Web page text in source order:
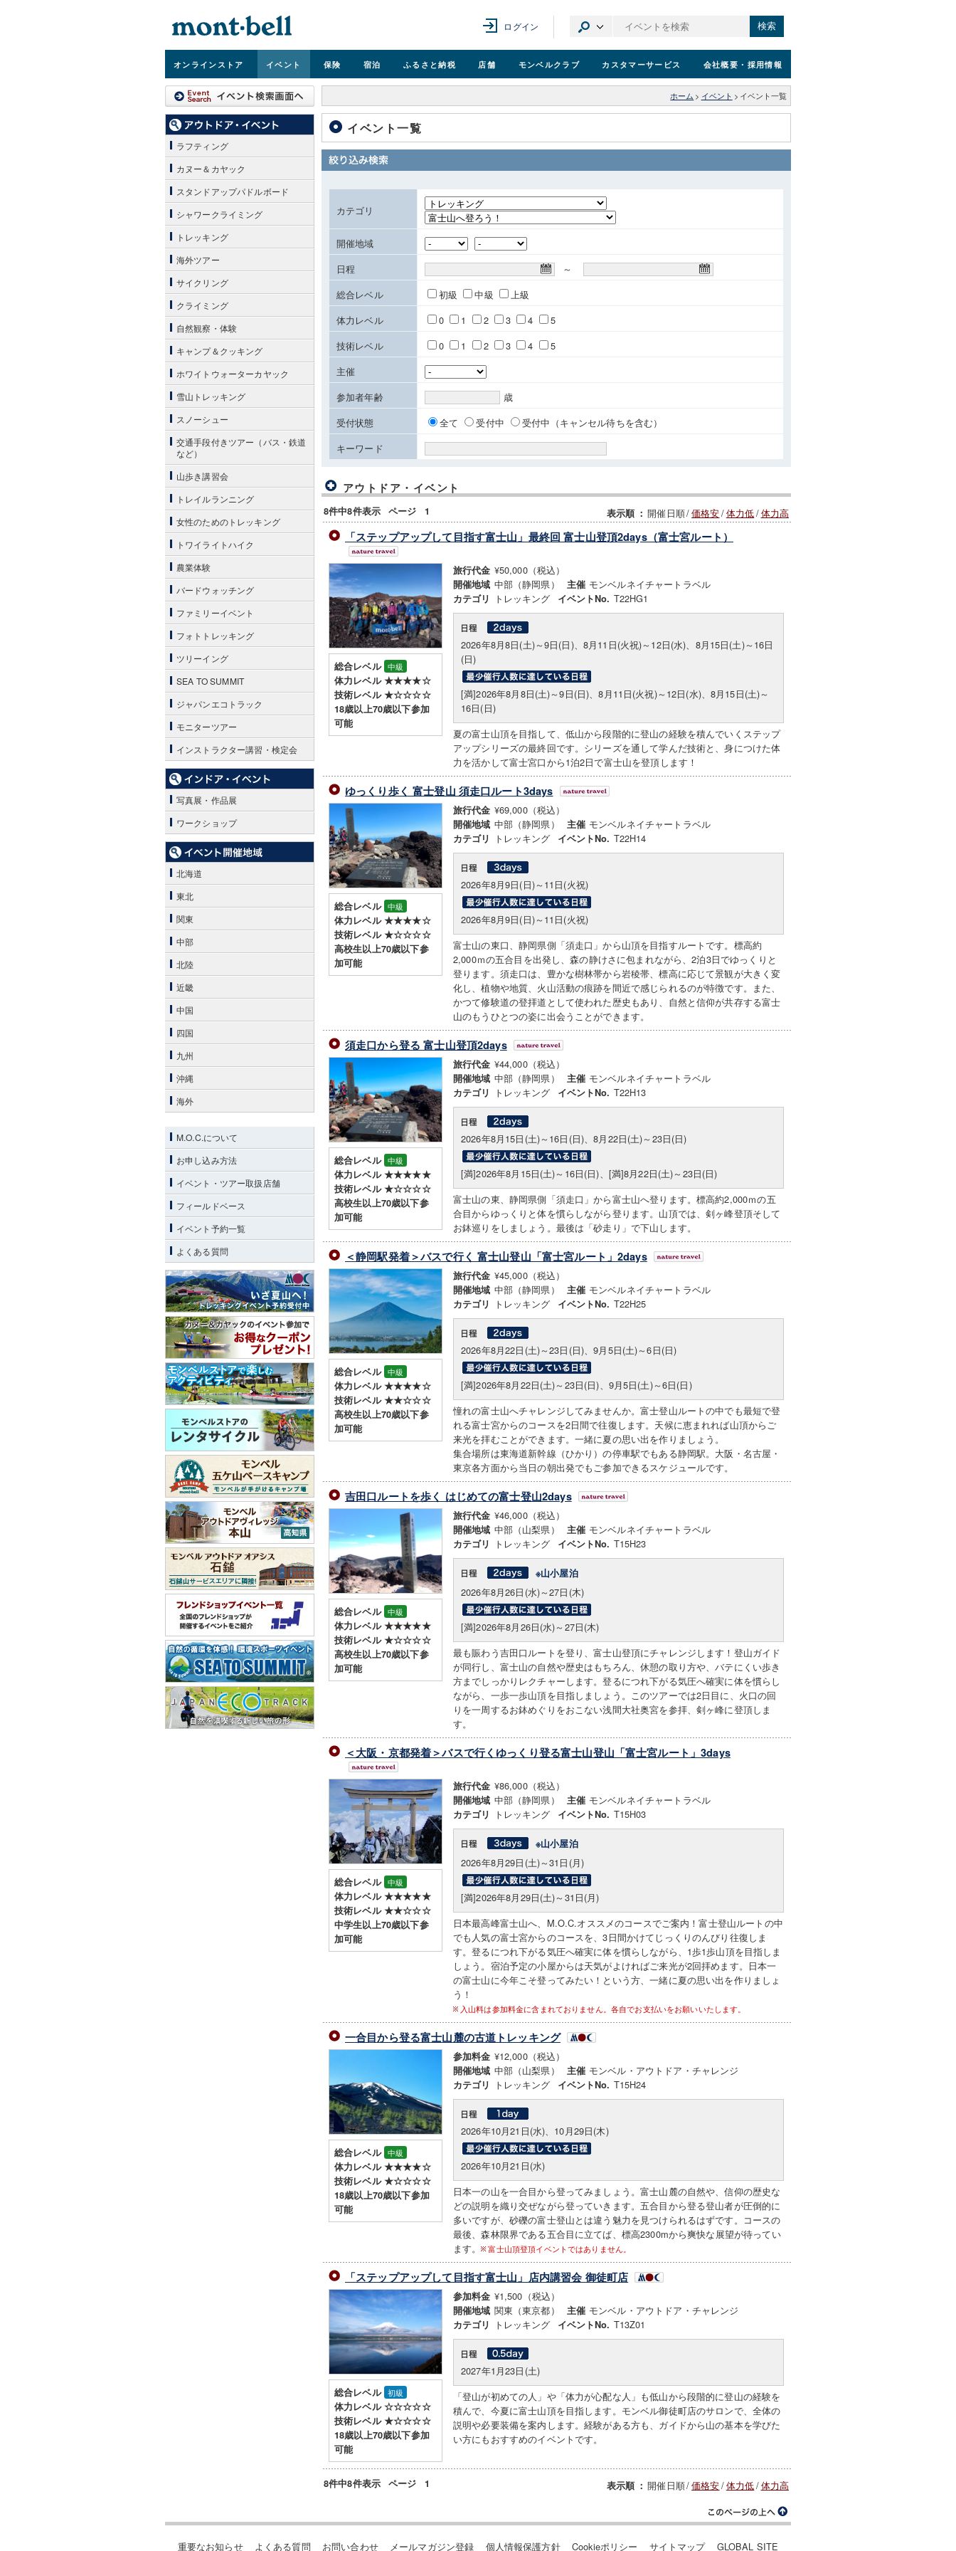
ログイン 検索
オンラインストア イベント 保険 宿泊 ふるさと納税 店舗 モンベルクラブ カスタマーサービス 会社概要 ・採用情報
ホーム > イベント > イベント一覧
イベント一覧
カテゴリ
開催地域
日程
～
総合レベル
初級 中級
上級
体力レベル
0 1 2 3 4
5
技術レベル
0 1 2 3 4
5
主催
参加者年齢
歳
受付状態
全て 受付中
受付中（キャンセル待ちを含む）
キーワード
アウトドア・イベント
8件中8件表示 ページ 1 表示順 ： 開催日順/価格安/体力低/体力高
「ステップアップして目指す富士山」最終回 富士山登頂2days（富士宮ルート）
総合レベル 中級
体力レベル ★★★★☆
技術レベル ★☆☆☆☆
18歳以上70歳以下参加
可能
旅行代金 ¥50,000（税込）
開催地域 中部（静岡県） 主催 モンベルネイチャートラベル
カテゴリ トレッキング イベントNo. T22HG1
2026年8月8日(土)～9日(日)、8月11日(火祝)～12日(水)、8月15日(土)～16日
(日)
[満]2026年8月8日(土)～9日(日)、8月11日(火祝)～12日(水)、8月15日(土)～
16日(日)
夏の富士山頂を目指して、低山から段階的に登山の経験を積んでいくステップ
アップシリーズの最終回です。シリーズを通して学んだ技術と、身につけた体
力を活かして富士宮口から1泊2日で富士山を登頂します！
ゆっくり歩く 富士登山 須走口ルート3days
総合レベル 中級
体力レベル ★★★★☆
技術レベル ★☆☆☆☆
高校生以上70歳以下参
加可能
旅行代金 ¥69,000（税込）
開催地域 中部（静岡県） 主催 モンベルネイチャートラベル
カテゴリ トレッキング イベントNo. T22H14
2026年8月9日(日)～11日(火祝)
2026年8月9日(日)～11日(火祝)
富士山の東口、静岡県側「須走口」から山頂を目指すルートです。標高約
2,000ｍの五合目を出発し、森の静けさに包まれながら、2泊3日でゆっくりと
登ります。須走口は、豊かな樹林帯から岩稜帯、標高に応じて景観が大きく変
化し、植物や地質、火山活動の痕跡を間近で感じられるのが特徴です。また、
かつて修験道の登拝道として使われた歴史もあり、自然と信仰が共存する富士
山のもうひとつの姿に出会うことができます。
須走口から登る 富士山登頂2days
総合レベル 中級
体力レベル ★★★★★
技術レベル ★☆☆☆☆
高校生以上70歳以下参
加可能
旅行代金 ¥44,000（税込）
開催地域 中部（静岡県） 主催 モンベルネイチャートラベル
カテゴリ トレッキング イベントNo. T22H13
2026年8月15日(土)～16日(日)、8月22日(土)～23日(日)
[満]2026年8月15日(土)～16日(日)、[満]8月22日(土)～23日(日)
富士山の東、静岡県側「須走口」から富士山へ登ります。標高約2,000ｍの五
合目からゆっくりと体を慣らしながら登ります。山頂では、剣ヶ峰登頂そして
お鉢巡りをしましょう。最後は「砂走り」で下山します。
＜静岡駅発着＞バスで行く 富士山登山「富士宮ルート」2days
総合レベル 中級
体力レベル ★★★★☆
技術レベル ★★☆☆☆
高校生以上70歳以下参
加可能
旅行代金 ¥45,000（税込）
開催地域 中部（静岡県） 主催 モンベルネイチャートラベル
カテゴリ トレッキング イベントNo. T22H25
2026年8月22日(土)～23日(日)、9月5日(土)～6日(日)
[満]2026年8月22日(土)～23日(日)、9月5日(土)～6日(日)
憧れの富士山へチャレンジしてみませんか。富士登山ルートの中でも最短で登
れる富士宮からのコースを2日間で往復します。天候に恵まれれば山頂からご
来光を拝むことができます。一緒に夏の思い出を作りましょう。
集合場所は東海道新幹線（ひかり）の停車駅でもある静岡駅。大阪・名古屋・
東京各方面から当日の朝出発でもご参加できるスケジュールです。
吉田口ルートを歩く はじめての富士登山2days
総合レベル 中級
体力レベル ★★★★★
技術レベル ★☆☆☆☆
高校生以上70歳以下参
加可能
旅行代金 ¥46,000（税込）
開催地域 中部（山梨県） 主催 モンベルネイチャートラベル
カテゴリ トレッキング イベントNo. T15H23
※山小屋泊
2026年8月26日(水)～27日(木)
[満]2026年8月26日(水)～27日(木)
最も賑わう吉田口ルートを登り、富士山登頂にチャレンジします！登山ガイド
が同行し、富士山の自然や歴史はもちろん、休憩の取り方や、バテにくい歩き
方までしっかりレクチャーします。登るにつれ下がる気圧へ確実に体を慣らし
ながら、一歩一歩山頂を目指しましょう。このツアーでは2日目に、火口の回
りを一周するお鉢めぐりをおこない浅間大社奥宮を参拝、剣ヶ峰に登頂しま
す。
＜大阪・京都発着＞バスで行くゆっくり登る富士山登山「富士宮ルート」3days
総合レベル 中級
体力レベル ★★★★★
技術レベル ★★☆☆☆
中学生以上70歳以下参
加可能
旅行代金 ¥86,000（税込）
開催地域 中部（静岡県） 主催 モンベルネイチャートラベル
カテゴリ トレッキング イベントNo. T15H03
※山小屋泊
2026年8月29日(土)～31日(月)
[満]2026年8月29日(土)～31日(月)
日本最高峰富士山へ、M.O.C.オススメのコースでご案内！富士登山ルートの中
でも人気の富士宮からのコースを、3日間かけてじっくりのんびり往復しま
す。登るにつれ下がる気圧へ確実に体を慣らしながら、1歩1歩山頂を目指しま
しょう。宿泊予定の小屋からは天気がよければご来光が2回拝めます。日本一
の富士山に今年こそ登ってみたい！という方、一緒に夏の思い出を作りましょ
う！
入山料は参加料金に含まれておりません。各自でお支払いをお願いいたします。
一合目から登る富士山麓の古道トレッキング
総合レベル 中級
体力レベル ★★★★☆
技術レベル ★☆☆☆☆
18歳以上70歳以下参加
可能
参加料金 ¥12,000（税込）
開催地域 中部（山梨県） 主催 モンベル・アウトドア・チャレンジ
カテゴリ トレッキング イベントNo. T15H24
2026年10月21日(水)、10月29日(木)
2026年10月21日(水)
日本一の山を一合目から登ってみましょう。富士山麓の自然や、信仰の歴史な
どの説明を織り交ぜながら登っていきます。五合目から登る登山者が圧倒的に
多いですが、砂礫の富士登山とは違う魅力を見つけられるはずです。コースの
最後、森林限界である五合目に立てば、標高2300mから爽快な展望が待ってい
ます。
富士山頂登頂イベントではありません。
「ステップアップして目指す富士山」店内講習会 御徒町店
総合レベル 初級
体力レベル ☆☆☆☆☆
技術レベル ★☆☆☆☆
18歳以上70歳以下参加
可能
参加料金 ¥1,500（税込）
開催地域 関東（東京都） 主催 モンベル・アウトドア・チャレンジ
カテゴリ トレッキング イベントNo. T13Z01
2027年1月23日(土)
「登山が初めての人」や「体力が心配な人」も低山から段階的に登山の経験を
積んで、今夏に富士山頂を目指します。モンベル御徒町店のサロンで、全体の
説明や必要装備を案内します。経験がある方も、ガイドから山の基本を学びた
い方にもおすすめのイベントです。
8件中8件表示 ページ 1 表示順 ： 開催日順/価格安/体力低/体力高
ラフティング
カヌー＆カヤック
スタンドアップパドルボード
シャワークライミング
トレッキング
海外ツアー
サイクリング
クライミング
自然観察・体験
キャンプ＆クッキング
ホワイトウォーターカヤック
雪山トレッキング
スノーシュー
交通手段付きツアー（バス・鉄道
など）
山歩き講習会
トレイルランニング
女性のためのトレッキング
トワイライトハイク
農業体験
バードウォッチング
ファミリーイベント
フォトトレッキング
ツリーイング
SEA TO SUMMIT
ジャパンエコトラック
モニターツアー
インストラクター講習・検定会
写真展・作品展
ワークショップ
北海道
東北
関東
中部
北陸
近畿
中国
四国
九州
沖縄
海外
M.O.C.について
お申し込み方法
イベント・ツアー取扱店舗
フィールドベース
イベント予約一覧
よくある質問
重要なお知らせ よくある質問 お問い合わせ メールマガジン登録 個人情報保護方針 Cookieポリシー サイトマップ GLOBAL SITE